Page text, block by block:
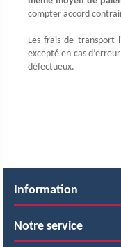
compter accord
Les frais de transport
excepté en cas
défectueux.
Information
Notre service